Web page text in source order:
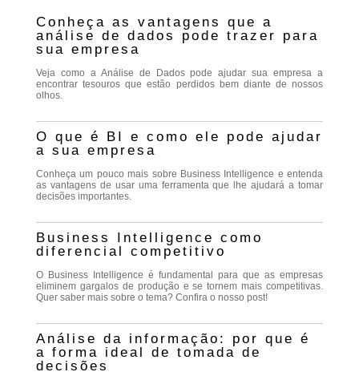
Conheça as vantagens que a
análise de dados pode trazer para
sua empresa
Veja como a Análise de Dados pode ajudar sua empresa a
encontrar tesouros que estão perdidos bem diante de nossos
olhos.
O que é BI e como ele pode ajudar
a sua empresa
Conheça um pouco mais sobre Business Intelligence e entenda
as vantagens de usar uma ferramenta que lhe ajudará a tomar
decisões importantes.
Business Intelligence como
diferencial competitivo
O Business Intelligence é fundamental para que as empresas
eliminem gargalos de produção e se tornem mais competitivas.
Quer saber mais sobre o tema? Confira o nosso post!
Análise da informação: por que é
a forma ideal de tomada de
decisões